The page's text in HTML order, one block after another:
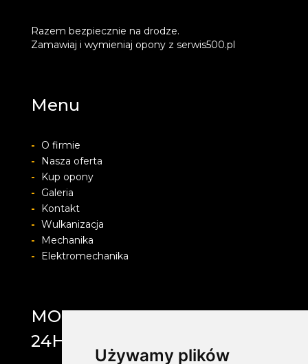
Używamy plików
Razem bezpiecznie na drodze.
Zamawiaj i wymieniaj opony z serwis500.pl
Menu
-
O firmie
-
Nasza oferta
-
Kup opony
-
Galeria
-
Kontakt
- Wulkanizacja
-
Mechanika
-
Elektromechanika
MOTOLAB WULKANIZACJA
24H